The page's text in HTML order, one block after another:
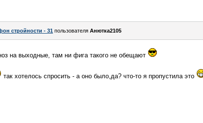
стройности - 31 пользователя Анютка2105
на выходные, там ни фига такого не обещают
так хотелось спросить - а оно было,да? что-то я пропустила это